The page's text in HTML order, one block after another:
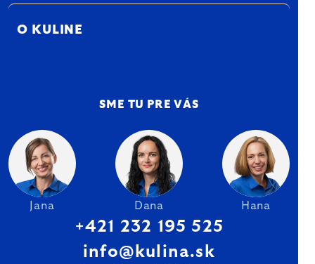
O KULINE
SME TU PRE VÁS
Jana Dana Hana
+421 232 195 525
info@kulina.sk